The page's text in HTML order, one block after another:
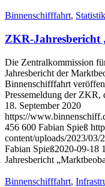
Binnenschifffahrt, Statistik
ZKR-Jahresbericht
Die Zentralkommission
Jahresbericht der
Binnenschifffahrt
Pressemeldung der
18. September 2020
https://
456 600 Fabian Spieß
content/uploads/2023/
Fabian Spieß2020-09-18
Jahresbericht
Binnenschifffahrt,